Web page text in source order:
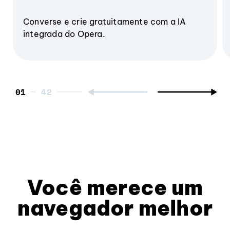
Converse e crie gratuitamente com a IA
integrada do Opera.
01
Você merece um
navegador melhor